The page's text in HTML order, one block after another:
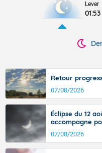
Lever
01:53
Retour
07/08/2026
Éclipse du 12
accompagne
07/08/2026